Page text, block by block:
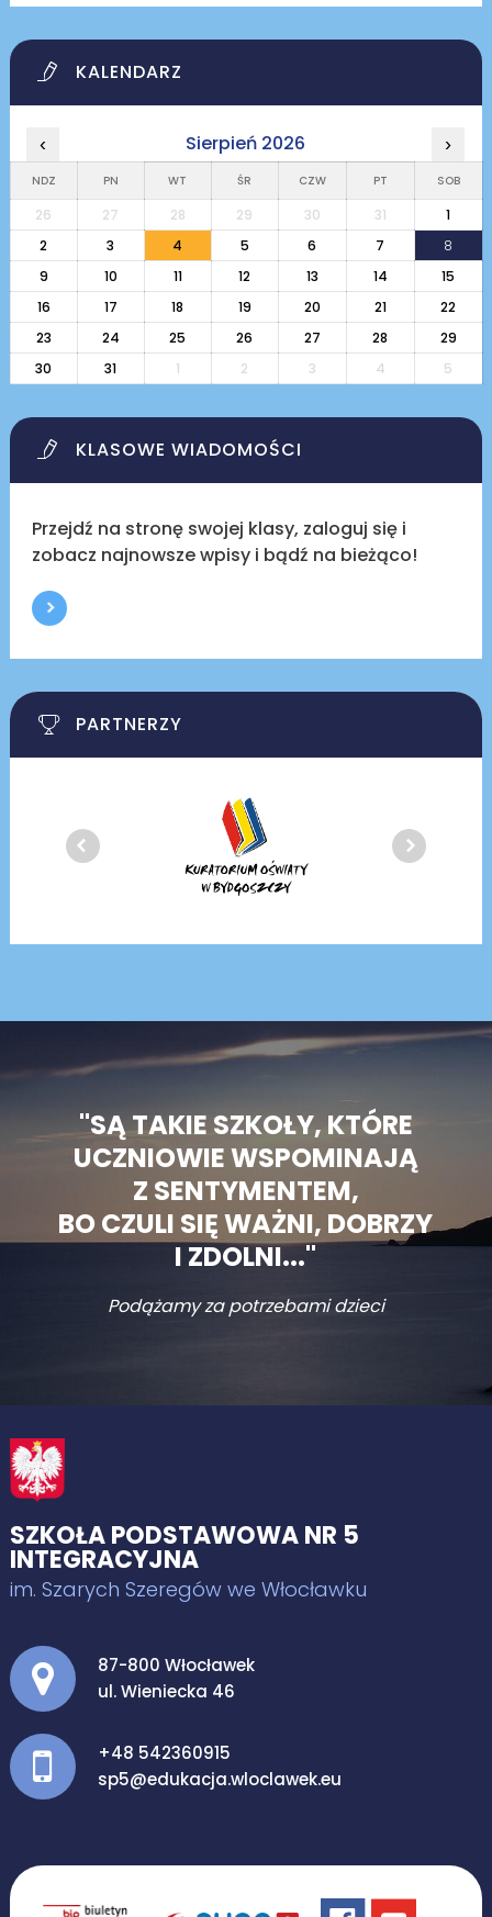
KALENDARZ
‹ Sierpień 2026 ›
NDZ PN WT ŚR CZW PT SOB
26 27 28 29 30 31
1
2
3 4 5 6 7
8
9
10 11 12 13 14
15
16
17 18 19 20 21
22
23
24 25 26 27 28
29
30
31 1 2 3 4 5
KLASOWE WIADOMOŚCI
Przejdź na stronę swojej klasy, zaloguj się i
zobacz najnowsze wpisy i bądź na bieżąco!
PARTNERZY
"SĄ TAKIE SZKOŁY, KTÓRE
UCZNIOWIE WSPOMINAJĄ
Z SENTYMENTEM,
BO CZULI SIĘ WAŻNI, DOBRZY
I ZDOLNI..."
Podążamy za potrzebami dzieci
SZKOŁA PODSTAWOWA NR 5
INTEGRACYJNA
im. Szarych Szeregów we Włocławku
Adres pocztowy:
87-800 Włocławek
ul. Wieniecka 46
+48 542360915
sp5@edukacja.wloclawek.eu